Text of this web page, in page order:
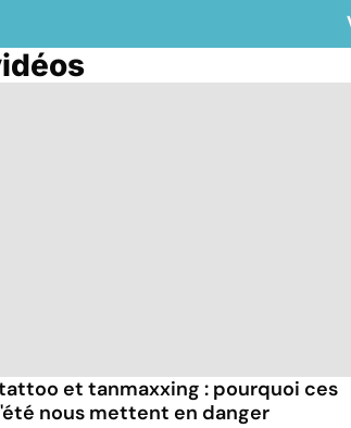
et tanmaxxing : pourquoi ces
nous mettent en danger